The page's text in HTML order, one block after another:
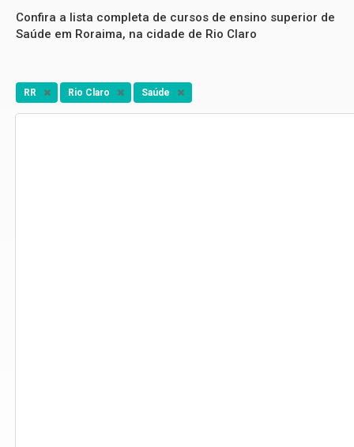
Confira a lista completa de cursos de ensino superior de
Saúde em Roraima, na cidade de Rio Claro
RR Rio Claro Saúde